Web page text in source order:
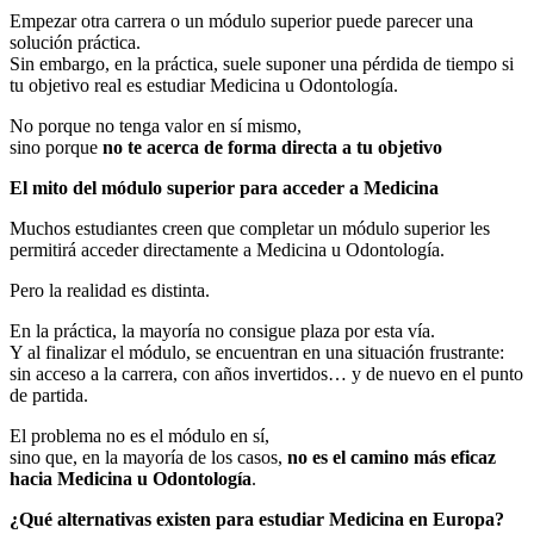
Empezar otra carrera o un módulo superior puede parecer una
solución práctica.
Sin embargo, en la práctica, suele suponer una pérdida de tiempo si
tu objetivo real es estudiar Medicina u Odontología.
No porque no tenga valor en sí mismo,
sino porque no te acerca de forma directa a tu objetivo
El mito del módulo superior para acceder a Medicina
Muchos estudiantes creen que completar un módulo superior les
permitirá acceder directamente a Medicina u Odontología.
Pero la realidad es distinta.
En la práctica, la mayoría no consigue plaza por esta vía.
Y al finalizar el módulo, se encuentran en una situación frustrante:
sin acceso a la carrera, con años invertidos… y de nuevo en el punto
de partida.
El problema no es el módulo en sí,
sino que, en la mayoría de los casos, no es el camino más eficaz
hacia Medicina u Odontología.
¿Qué alternativas existen para estudiar Medicina en Europa?